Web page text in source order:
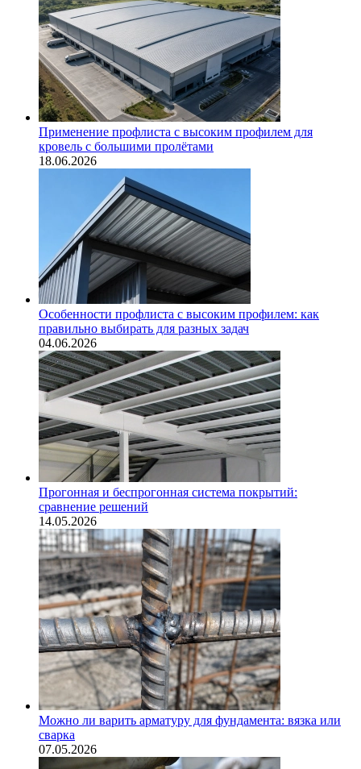
Применение профлиста с высоким профилем для
кровель с большими пролётами
18.06.2026
Особенности профлиста с высоким профилем: как
правильно выбирать для разных задач
04.06.2026
Прогонная и беспрогонная система покрытий:
сравнение решений
14.05.2026
Можно ли варить арматуру для фундамента: вязка или
сварка
07.05.2026